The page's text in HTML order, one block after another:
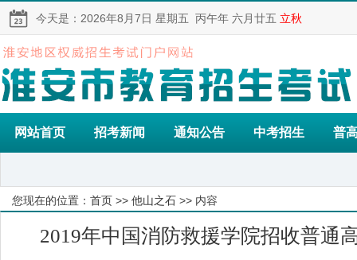
今天是： 2026年8月7日 星期五 丙午年 六月廿五 立秋
网站首页 招考新闻 通知公告 中考招生 普
您现在的位置： 首页 >> 他山之石 >> 内容
2019年中国消防救援学院招收普通